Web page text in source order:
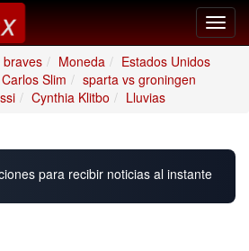
Moneda
Estados Unidos
Carlos Slim
sparta vs groningen
Cynthia Klitbo Lluvias
para recibir noticias al instante